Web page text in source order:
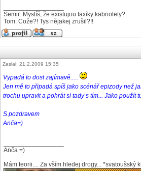
Semir: Myslíš, že existujou taxíky kabriolety?
Tom: Cože?! Tys nějakej zrušil?!!
Zaslal: 21.2.2009 15:35
Vypadá to dost zajímavě.....
Jen mě to připadá spíš jako scénář epizody než
trochu upravit a pohrát si tady s tím... Jako použít
S pozdravem
Anča=)
Anča =)
Mám teorii.... Za vším hledej drogy... *svatoušský